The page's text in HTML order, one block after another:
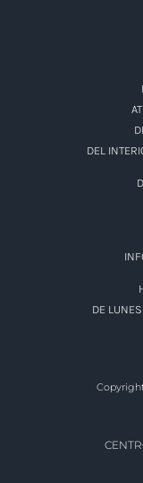
DEL
DE